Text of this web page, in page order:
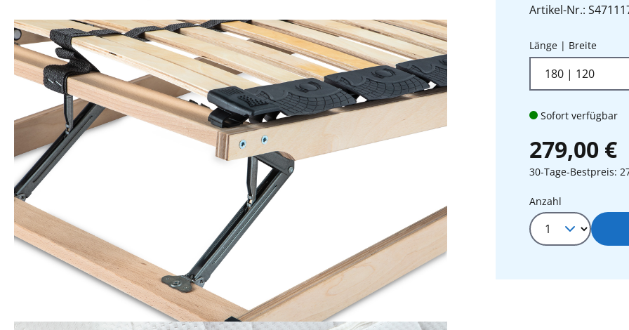
Artikel-Nr.:
Länge | Breite
Sofort verfügbar
279,00 €
30-Tage-Bestpreis:
Produkt
Anzahl